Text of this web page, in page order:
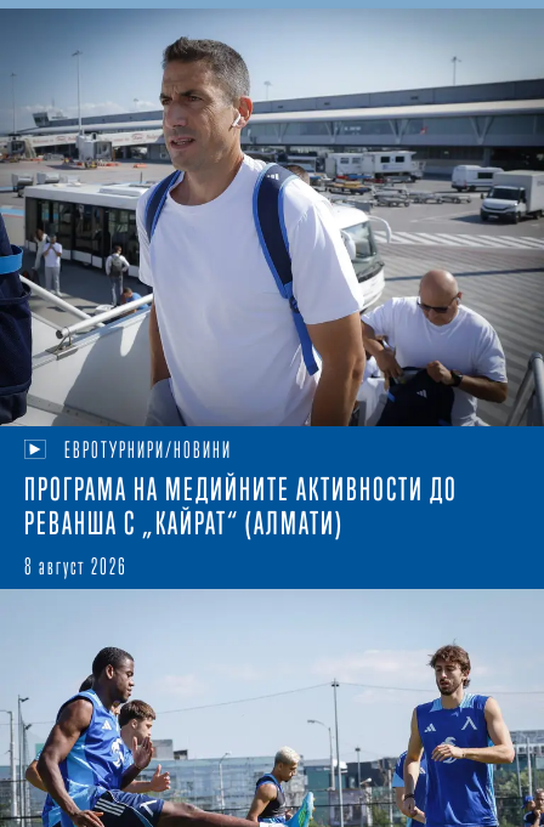
ЕВРОТУРНИРИ/НОВИНИ
ПРОГРАМА НА МЕДИЙНИТЕ АКТИВНОСТИ ДО
РЕВАНША С „КАЙРАТ“ (АЛМАТИ)
8 август 2026